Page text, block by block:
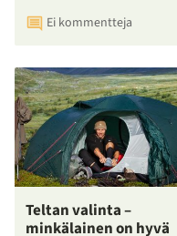
Ei kommentteja
Teltan valinta –
minkälainen on hyvä